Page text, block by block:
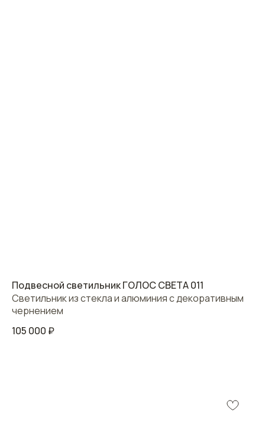
Подвесной светильник ГОЛОС СВЕТА 011
Светильник из стекла и алюминия с декоративным
чернением
105 000 ₽